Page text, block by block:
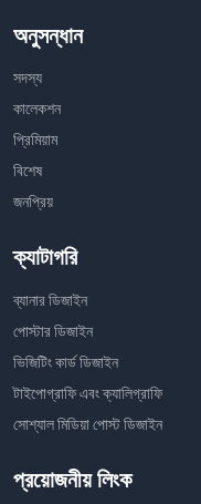
অনুসন্ধান
সদস্য
কালেকশন
প্রিমিয়াম
বিশেষ
জনপ্রিয়
ক্যাটাগরি
ব্যানার ডিজাইন
পোস্টার ডিজাইন
ভিজিটিং কার্ড ডিজাইন
টাইপোগ্রাফি এবং ক্যালিগ্রাফি
সোশ্যাল মিডিয়া পোস্ট ডিজাইন
প্রয়োজনীয় লিংক